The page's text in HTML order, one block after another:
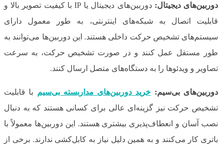
دوربین‌های دیجیتال:
دوربین‌های دیجیتال یا IP با کیفیت تصویر بالا و
قابلیت اتصال به شبکه‌های اینترنتی، به طور معمول دارای
سیستم‌های تشخیص حرکت داخلی هستند. این دوربین‌ها می‌توانند به
طور مستقل عمل کنند و در صورت تشخیص حرکت، به سرعت
تصاویر و ویدئوها را به دستگاه‌های متصل ارسال کنند.
دوربین‌های بی‌سیم: خرید دوربین‌های مداربسته بی‌سیم با قابلیت
تشخیص حرکت نیز گزینه‌ای عالی برای کسانی هستند که به دنبال
نصب آسان و انعطاف‌پذیری بیشتری هستند. این دوربین‌ها معمولاً با
باتری کار می‌کنند و به همین دلیل نیاز به کابل‌کشی ندارند. برخی از